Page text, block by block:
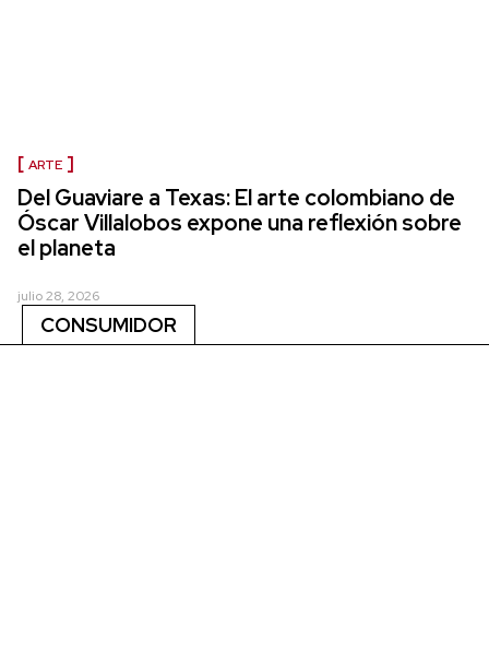
ARTE
Del Guaviare a Texas: El arte colombiano de
Óscar Villalobos expone una reflexión sobre
el planeta
julio 28, 2026
CONSUMIDOR